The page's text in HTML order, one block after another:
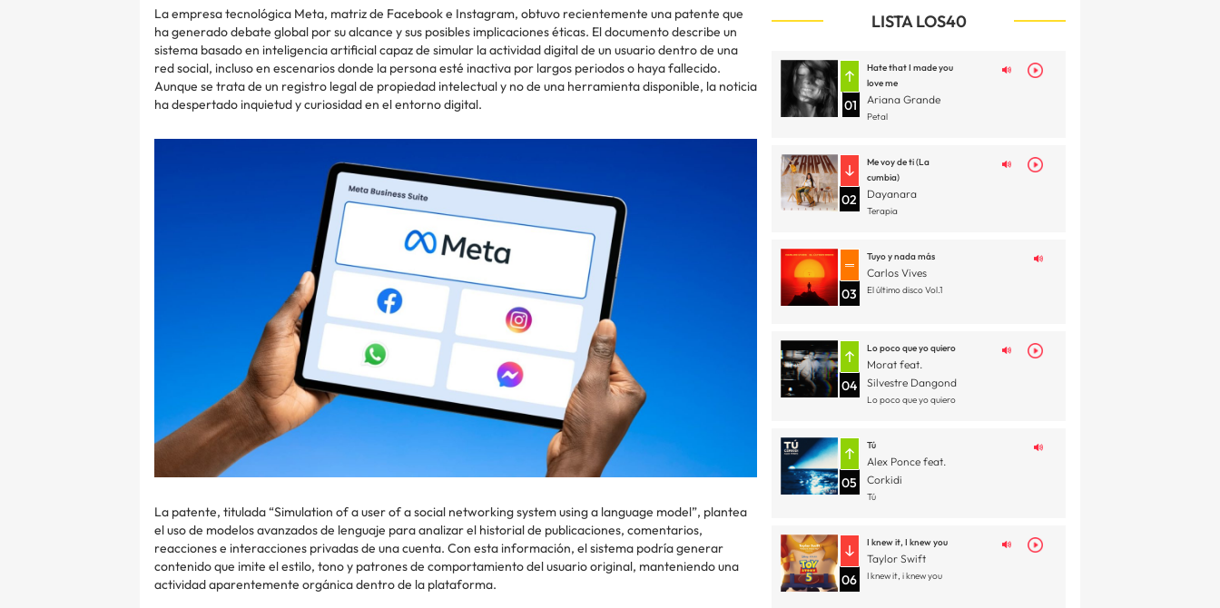
La empresa tecnológica Meta, matriz de Facebook e Instagram, obtuvo recientemente una patente que
ha generado debate global por su alcance y sus posibles implicaciones éticas. El documento describe un
sistema basado en inteligencia artificial capaz de simular la actividad digital de un usuario dentro de una
red social, incluso en escenarios donde la persona esté inactiva por largos periodos o haya fallecido.
Aunque se trata de un registro legal de propiedad intelectual y no de una herramienta disponible, la noticia
ha despertado inquietud y curiosidad en el entorno digital.
La patente, titulada “Simulation of a user of a social networking system using a language model”, plantea
el uso de modelos avanzados de lenguaje para analizar el historial de publicaciones, comentarios,
reacciones e interacciones privadas de una cuenta. Con esta información, el sistema podría generar
contenido que imite el estilo, tono y patrones de comportamiento del usuario original, manteniendo una
actividad aparentemente orgánica dentro de la plataforma.
LISTA LOS40
01
Hate that I made you
love me
Ariana Grande
Petal
02
Me voy de ti (La
cumbia)
Dayanara
Terapia
03
Tuyo y nada más
Carlos Vives
El último disco Vol.1
04
Lo poco que yo quiero
Morat feat.
Silvestre Dangond
Lo poco que yo quiero
05
Tú
Alex Ponce feat.
Corkidi
Tú
06
I knew it, I knew you
Taylor Swift
I knew it, i knew you